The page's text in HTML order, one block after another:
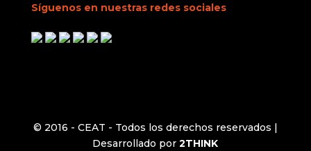
Síguenos en nuestras redes sociales
© 2016 - CEAT - Todos los derechos reservados |
Desarrollado por2THINK